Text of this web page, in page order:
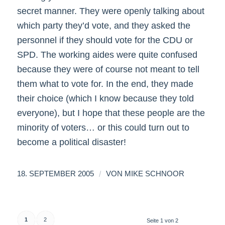
secret manner. They were openly talking about
which party they’d vote, and they asked the
personnel if they should vote for the CDU or
SPD. The working aides were quite confused
because they were of course not meant to tell
them what to vote for. In the end, they made
their choice (which I know because they told
everyone), but I hope that these people are the
minority of voters… or this could turn out to
become a political disaster!
18. SEPTEMBER 2005 / VON MIKE SCHNOOR
Seite 1 von 2
1 2